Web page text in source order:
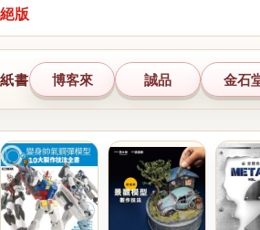
絕版
紙書 博客來 誠品 金石